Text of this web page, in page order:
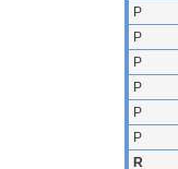
P
P
P
P
P
P
R